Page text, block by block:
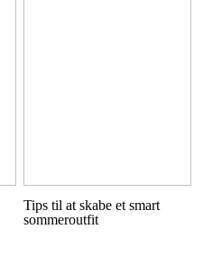
Tips til at skabe et smart
sommeroutfit